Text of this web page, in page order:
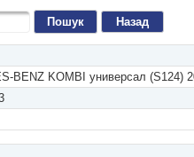
Назад
BENZ KOMBI универсал (S124)